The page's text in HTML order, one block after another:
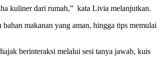
kuliner dari rumah,” kata Livia melanjutkan.
makanan yang aman, hingga tips memulai
berinteraksi melalui sesi tanya jawab, kuis